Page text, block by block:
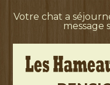
Votre chat a
message